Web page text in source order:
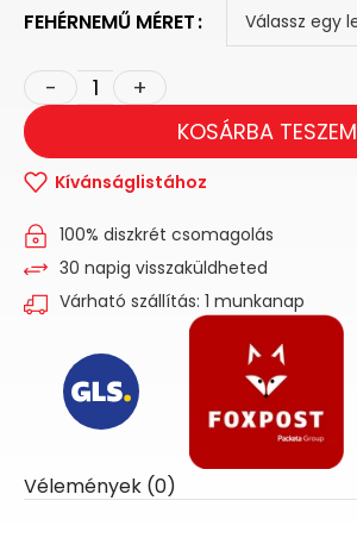
FEHÉRNEMŰ MÉRET
KOSÁRBA TESZEM
Kívánságlistához
100% diszkrét csomagolás
30 napig visszaküldheted
Várható szállítás: 1 munkanap
Vélemények (0)